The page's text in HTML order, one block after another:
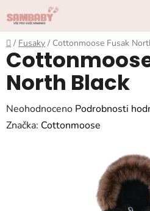
na
obsah
Domů
/ Fusaky / Cottonmoose Fusak
North Black
Průměrné
hodnocení
Neohodnoceno Podrobnosti
Značka: Cottonmoose